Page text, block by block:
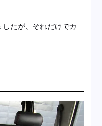
たが、それだけでカ